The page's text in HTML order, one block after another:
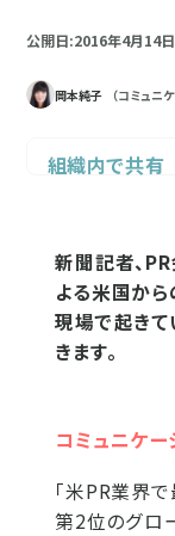
公開日:2016年4月14日
岡本純子 （コミュニ
組織内で共有
新聞記者、
よる米国から
現場で起きて
きます。
コミュニケ
「米PR業界
第2位のグロ